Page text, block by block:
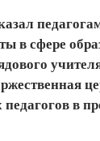
в сфере
в